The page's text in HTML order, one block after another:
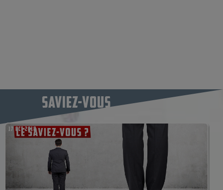
SAVIEZ-VOUS
17 OCT 2018